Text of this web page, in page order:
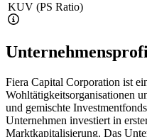
KUV (PS Ratio)
Fiera Capital Corporation ist
Wohltätigkeitsorganisationen
und gemischte
Unternehmen investiert in
Marktkapitalisierung. Das